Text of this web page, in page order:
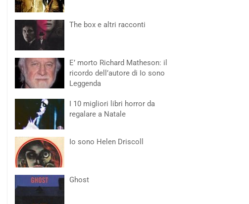
The box e altri racconti
E’ morto Richard Matheson: il
ricordo dell’autore di Io sono
Leggenda
I 10 migliori libri horror da
regalare a Natale
Io sono Helen Driscoll
Ghost